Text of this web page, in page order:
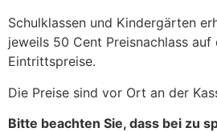
Schulklassen und Kindergärten
jeweils 50 Cent Preisnachlass auf
Eintrittspreise.
Die Preise sind vor Ort an der
Bitte beachten Sie, dass bei zu